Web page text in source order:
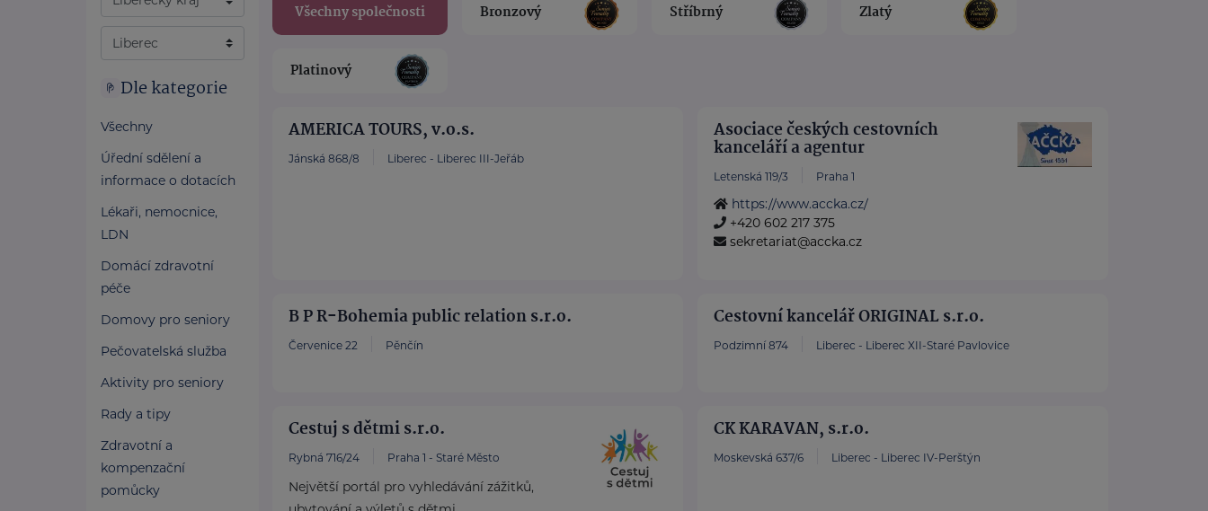
Dle kategorie
Všechny
Úřední sdělení a
informace o dotacích
Lékaři, nemocnice,
LDN
Domácí zdravotní
péče
Domovy pro seniory
Pečovatelská služba
Aktivity pro seniory
Rady a tipy
Zdravotní a
kompenzační
pomůcky
Všechny společnosti Bronzový Stříbrný Zlatý
Platinový
AMERICA TOURS, v.o.s.
Jánská 868/8 Liberec - Liberec III-Jeřáb
Asociace českých cestovních
kanceláří a agentur
Letenská 119/3 Praha 1
https://www.accka.cz/
+420 602 217 375
sekretariat@accka.cz
B P R-Bohemia public relation s.r.o.
Červenice 22 Pěnčín
Cestovní kancelář ORIGINAL s.r.o.
Podzimní 874 Liberec - Liberec XII-Staré Pavlovice
Cestuj s dětmi s.r.o.
Rybná 716/24 Praha 1 - Staré Město
Největší portál pro vyhledávání zážitků,
CK KARAVAN, s.r.o.
Moskevská 637/6 Liberec - Liberec IV-Perštýn